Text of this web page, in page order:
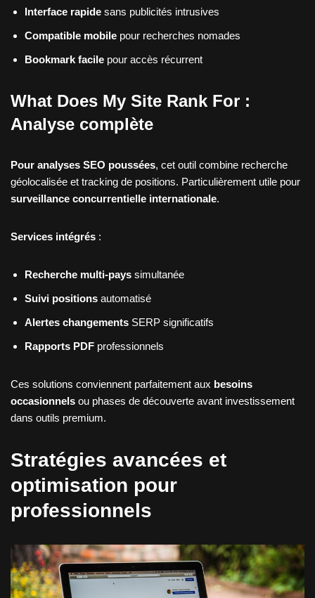
Interface rapide sans publicités intrusives
Compatible mobile pour recherches nomades
Bookmark facile pour accès récurrent
What Does My Site Rank For :
Analyse complète
Pour analyses SEO poussées, cet outil combine recherche
géolocalisée et tracking de positions. Particulièrement utile pour
surveillance concurrentielle internationale.
Services intégrés :
Recherche multi-pays simultanée
Suivi positions automatisé
Alertes changements SERP significatifs
Rapports PDF professionnels
Ces solutions conviennent parfaitement aux besoins
occasionnels ou phases de découverte avant investissement
dans outils premium.
Stratégies avancées et
optimisation pour
professionnels